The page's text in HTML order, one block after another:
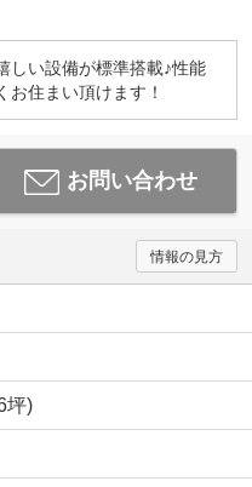
しい設備が標準搭載♪性能
お住まい頂けます！
お問い合わせ
情報の見方
坪)